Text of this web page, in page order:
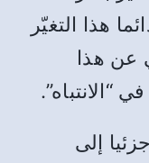
هذا التغيّر
عن هذا
“الانتباه”.
إلى